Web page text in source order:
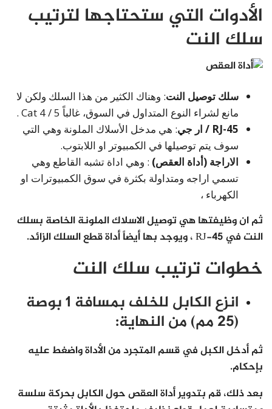
الأدوات التي ستحتاجها لترتيب
سلك النت
سلك توصيل النت: وهناك الكثير من هذا السلك ولكن لا
مانع لشراء النوع المتداول في السوق، غالباً Cat 4 / 5 .
RJ-45 / ار جي
: هي مدخل الأسلاك الملونة وهي التي
سوف يتم توصيلها في الكمبيوتر او اللابتوب.
الاراجة (أداة العقص) : وهي اداة تشبه القاطع وهي
تسمي اراجه ومتداولة بكثرة في سوق الكمبيوترات او
الكهرباء ،
ثم ان وظيفتها هي توصيل الاسلاك الملونة الخاصة بسلك
النت في RJ-45 ، ويوجد بها أيضاً أداة قطع السلك الزائد.
خطوات ترتيب سلك النت
انزع الكابل للخلف بمسافة 1 بوصة
(25 مم) من النهاية:
ثم أدخل الكبل في قسم المتجرد من الأداة واضغط عليه
بإحكام.
بعد ذلك، قم بتدوير أداة العقص حول الكابل بحركة سلسة